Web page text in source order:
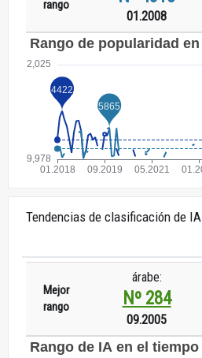
rango
01.2008
Tendencias de clasificación de IA
Mejor
rango
árabe:
Nº 284
09.2005